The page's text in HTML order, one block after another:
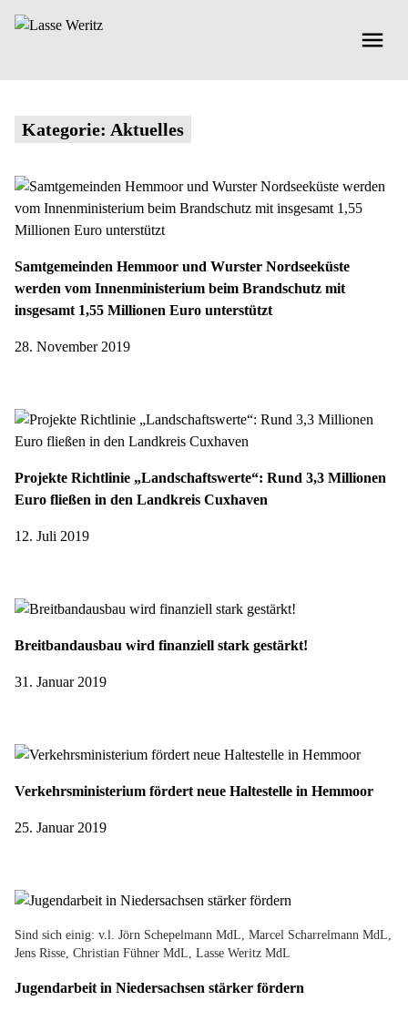
Kategorie: Aktuelles
Samtgemeinden Hemmoor und Wurster Nordseeküste
werden vom Innenministerium beim Brandschutz mit
insgesamt 1,55 Millionen Euro unterstützt
28. November 2019
Projekte Richtlinie „Landschaftswerte“: Rund 3,3 Millionen
Euro fließen in den Landkreis Cuxhaven
12. Juli 2019
Breitbandausbau wird finanziell stark gestärkt!
31. Januar 2019
Verkehrsministerium fördert neue Haltestelle in Hemmoor
25. Januar 2019
Sind sich einig: v.l. Jörn Schepelmann MdL, Marcel Scharrelmann MdL,
Jens Risse, Christian Fühner MdL, Lasse Weritz MdL
Jugendarbeit in Niedersachsen stärker fördern